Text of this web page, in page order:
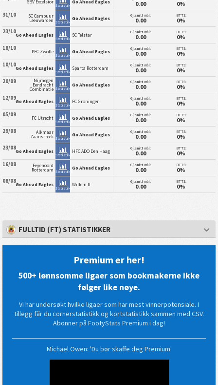
SBV Excelsior
Statistikk
Go Ahead Eagles 0.00 0%
31/10 SC Cambuur
Leeuwarden Statistikk
Go Ahead Eagles Gj.snitt mål:
0.00
BTTS:
0%
23/10Go Ahead Eagles
Statistikk
SC Telstar Gj.snitt mål:
0.00
BTTS:
0%
18/10 PEC Zwolle
Statistikk
Go Ahead Eagles Gj.snitt mål:
0.00
BTTS:
0%
10/10Go Ahead Eagles
Statistikk
Sparta Rotterdam Gj.snitt mål:
0.00
BTTS:
0%
20/09 Nijmegen
Eendracht
Combinatie Statistikk
Go Ahead Eagles Gj.snitt mål:
0.00
BTTS:
0%
12/09Go Ahead Eagles
Statistikk
FC Groningen Gj.snitt mål:
0.00
BTTS:
0%
05/09 FC Utrecht
Statistikk
Go Ahead Eagles Gj.snitt mål:
0.00
BTTS:
0%
29/08 Alkmaar
Zaanstreek Statistikk
Go Ahead Eagles Gj.snitt mål:
0.00
BTTS:
0%
23/08Go Ahead Eagles
Statistikk
HFC ADO Den Haag Gj.snitt mål:
0.00
BTTS:
0%
16/08 Feyenoord
Rotterdam Statistikk
Go Ahead Eagles Gj.snitt mål:
0.00
BTTS:
0%
08/08Go Ahead Eagles
Statistikk
Willem II Gj.snitt mål:
0.00
BTTS:
0%
FULLTID (FT) STATISTIKKER
Premium er her!
500+ lønnsomme ligaer som bookmakerne ikke
følger like nøye.
Vi har undersøkt hvilke ligaer som har mest vinnerpotensiale. I
tillegg får du cornerstatistikk og kortstatistikk sammen med CSV.
Abonner på FootyStats Premium i dag!
Michael Owen: 'Du bør skaffe deg Premium'